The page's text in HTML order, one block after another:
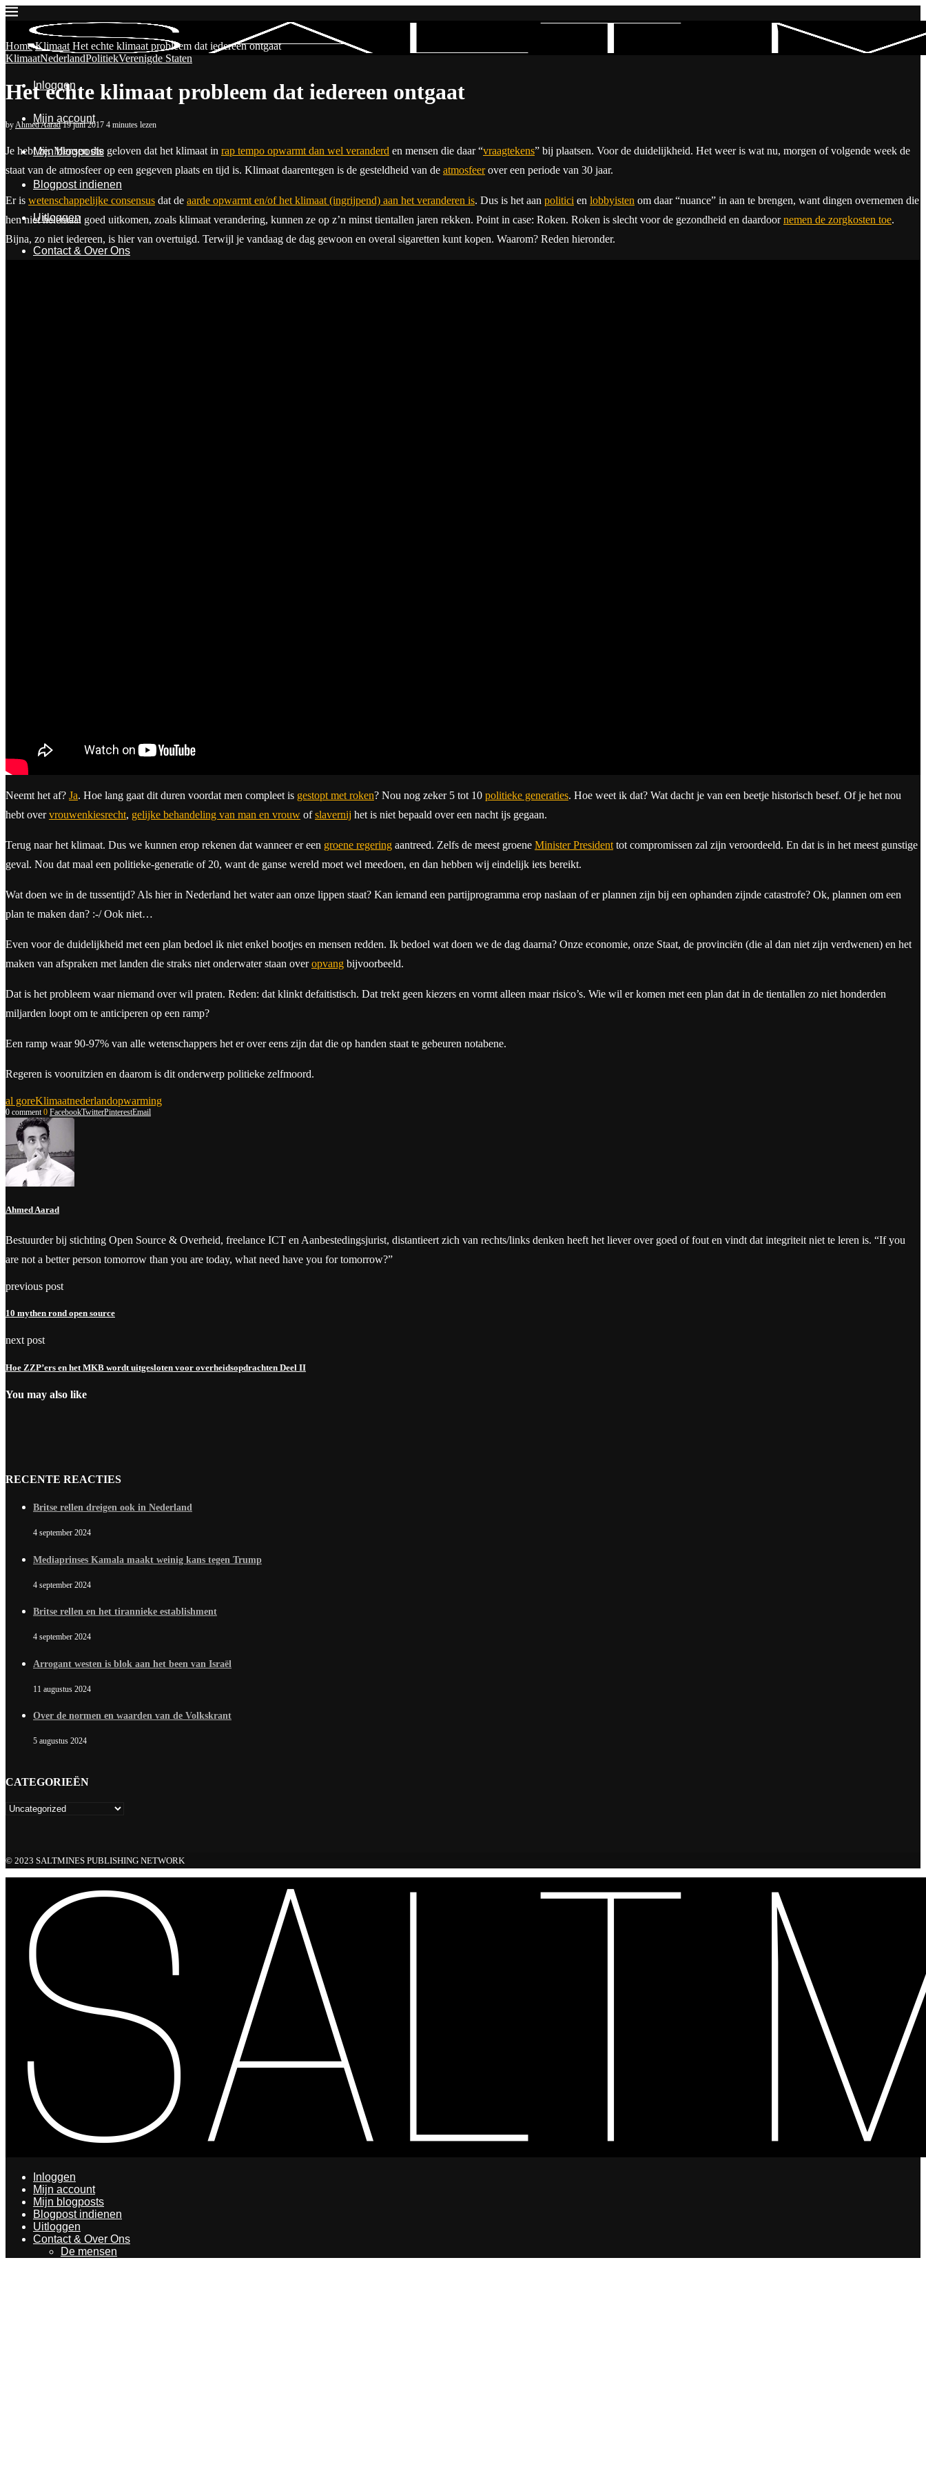
Inloggen
Mijn account
Mijn blogposts
Blogpost indienen
Uitloggen
Contact & Over Ons
Home Klimaat Het echte klimaat probleem dat iedereen ontgaat
KlimaatNederlandPolitiekVerenigde Staten
Het echte klimaat probleem dat iedereen ontgaat
byAhmed Aarad 19 juni 2017 4 minutes lezen
Je hebt ze. Mensen die geloven dat het klimaat in rap tempo opwarmt dan wel veranderd en mensen die daar “vraagtekens” bij plaatsen. Voor de duidelijkheid. Het weer is wat nu, morgen of volgende week de
staat van de atmosfeer op een gegeven plaats en tijd is. Klimaat daarentegen is de gesteldheid van de atmosfeerover een periode van 30 jaar.
Er is wetenschappelijke consensus dat de aarde opwarmt en/of het klimaat (ingrijpend) aan het veranderen is. Dus is het aan politici en lobbyisten om daar “nuance” in aan te brengen, want dingen overnemen die
hen niet helemaal goed uitkomen, zoals klimaat verandering, kunnen ze op z’n minst tientallen jaren rekken. Point in case: Roken. Roken is slecht voor de gezondheid en daardoornemen de zorgkosten toe.
Bijna, zo niet iedereen, is hier van overtuigd. Terwijl je vandaag de dag gewoon en overal sigaretten kunt kopen. Waarom? Reden hieronder.
Neemt het af? Ja. Hoe lang gaat dit duren voordat men compleet is gestopt met roken? Nou nog zeker 5 tot 10 politieke generaties. Hoe weet ik dat? Wat dacht je van een beetje historisch besef. Of je het nou
hebt overvrouwenkiesrecht, gelijke behandeling van man en vrouw ofslavernij het is niet bepaald over een nacht ijs gegaan.
Terug naar het klimaat. Dus we kunnen erop rekenen dat wanneer er een groene regering aantreed. Zelfs de meest groene Minister President tot compromissen zal zijn veroordeeld. En dat is in het meest gunstige
geval. Nou dat maal een politieke-generatie of 20, want de ganse wereld moet wel meedoen, en dan hebben wij eindelijk iets bereikt.
Wat doen we in de tussentijd? Als hier in Nederland het water aan onze lippen staat? Kan iemand een partijprogramma erop naslaan of er plannen zijn bij een ophanden zijnde catastrofe? Ok, plannen om een
plan te maken dan? :-/ Ook niet…
Even voor de duidelijkheid met een plan bedoel ik niet enkel bootjes en mensen redden. Ik bedoel wat doen we de dag daarna? Onze economie, onze Staat, de provinciën (die al dan niet zijn verdwenen) en het
maken van afspraken met landen die straks niet onderwater staan overopvang bijvoorbeeld.
Dat is het probleem waar niemand over wil praten. Reden: dat klinkt defaitistisch. Dat trekt geen kiezers en vormt alleen maar risico’s. Wie wil er komen met een plan dat in de tientallen zo niet honderden
miljarden loopt om te anticiperen op een ramp?
Een ramp waar 90-97% van alle wetenschappers het er over eens zijn dat die op handen staat te gebeuren notabene.
Regeren is vooruitzien en daarom is dit onderwerp politieke zelfmoord.
al goreKlimaatnederlandopwarming
0 comment 0 FacebookTwitterPinterestEmail
Ahmed Aarad
Bestuurder bij stichting Open Source & Overheid, freelance ICT en Aanbestedingsjurist, distantieert zich van rechts/links denken heeft het liever over goed of fout en vindt dat integriteit niet te leren is. “If you
are not a better person tomorrow than you are today, what need have you for tomorrow?”
previous post
10 mythen rond open source
next post
Hoe ZZP’ers en het MKB wordt uitgesloten voor overheidsopdrachten Deel II
You may also like
RECENTE REACTIES
Britse rellen dreigen ook in Nederland
4 september 2024
Mediaprinses Kamala maakt weinig kans tegen Trump
4 september 2024
Britse rellen en het tirannieke establishment
4 september 2024
Arrogant westen is blok aan het been van Israël
11 augustus 2024
Over de normen en waarden van de Volkskrant
5 augustus 2024
CATEGORIEËN
© 2023 SALTMINES PUBLISHING NETWORK
Inloggen
Mijn account
Mijn blogposts
Blogpost indienen
Uitloggen
Contact & Over Ons
De mensen